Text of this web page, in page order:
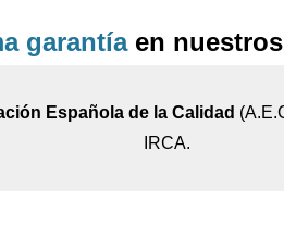
garantíaen
Española de la Calidad
IRCA.